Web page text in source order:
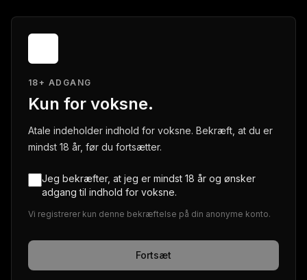
18+ ADGANG
Kun for voksne.
Atale indeholder indhold for voksne. Bekræft, at du er
mindst 18 år, før du fortsætter.
Jeg bekræfter, at jeg er mindst 18 år og ønsker
adgang til indhold for voksne.
Vi registrerer kun denne bekræftelse på din anonyme konto.
Fortsæt